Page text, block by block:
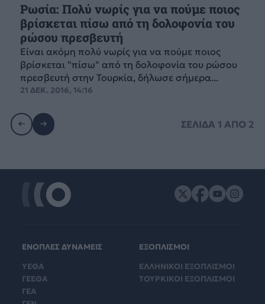
Ρωσία: Πολύ νωρίς για να πούμε ποιος
βρίσκεται πίσω από τη δολοφονία του
ρώσου πρεσβευτή
Είναι ακόμη πολύ νωρίς για να πούμε ποιος
βρίσκεται "πίσω" από τη δολοφονία του ρώσου
πρεσβευτή στην Τουρκία, δήλωσε σήμερα...
21 ΔΕΚ. 2016, 14:16
ΣΕΛΙΔΑ1 ΑΠΟ 2
ΕΝΟΠΛΕΣ ΔΥΝΑΜΕΙΣ
ΥΕΘΑ
ΓΕΕΘΑ
ΓΕΑ
ΕΞΟΠΛΙΣΜΟΙ
ΕΛΛΗΝΙΚΟΙ ΕΞΟΠΛΙΣΜΟΙ
ΤΟΥΡΚΙΚΟΙ ΕΞΟΠΛΙΣΜΟΙ